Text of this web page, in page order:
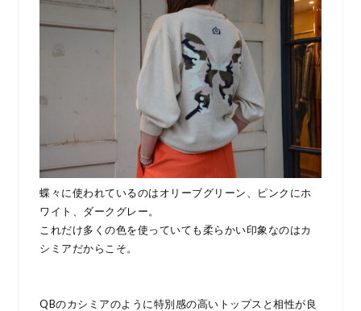
蝶々に使われているのはオリーブグリーン、ピンクにホ
ワイト、ダークグレー。
これだけ多くの色を使っていても柔らかい印象なのはカ
シミアだからこそ。
QBのカシミアのように特別感の高いトップスと相性が良